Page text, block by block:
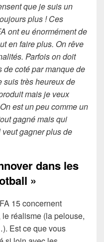
que je suis un
plus ! Ces
ont eu énormément de
en faire plus. On rêve
Parfois on doit
coté par manque de
suis très heureux de
mais je veux
est un peu comme un
gagné mais qui
gagner plus de
dans les
»
15 concernent
réalisme (la pelouse,
Est ce que vous